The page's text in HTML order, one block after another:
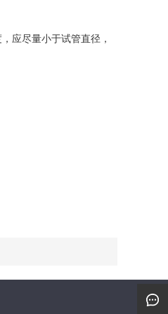
应尽量小于试管直径，